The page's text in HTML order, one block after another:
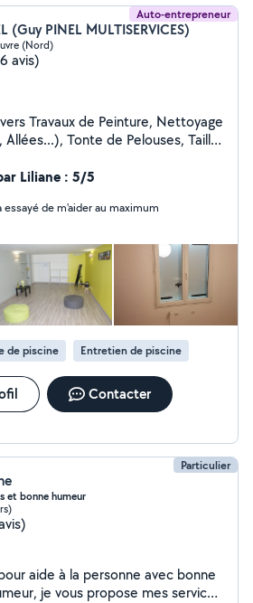
Auto-entrepreneur
(Guy PINEL MULTISERVICES)
(Nord)
avis)
Travaux de Peinture, Nettoyage
Allées...), Tonte de Pelouses, Taille
Assistance Informatique, etc...
Liliane : 5/5
de m'aider au maximum
de piscine Entretien de piscine
Contacter
Particulier
et bonne humeur
aide à la personne avec bonne
je vous propose mes services